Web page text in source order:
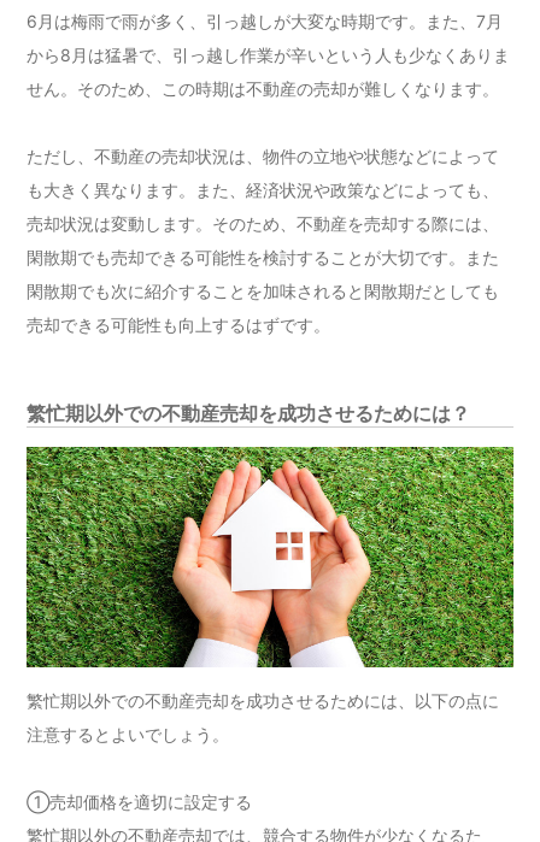
6月は梅雨で雨が多く、引っ越しが大変な時期です。また、7月
から8月は猛暑で、引っ越し作業が辛いという人も少なくありま
せん。そのため、この時期は不動産の売却が難しくなります。
ただし、不動産の売却状況は、物件の立地や状態などによって
も大きく異なります。また、経済状況や政策などによっても、
売却状況は変動します。そのため、不動産を売却する際には、
閑散期でも売却できる可能性を検討することが大切です。また
閑散期でも次に紹介することを加味されると閑散期だとしても
売却できる可能性も向上するはずです。
繁忙期以外での不動産売却を成功させるためには？
繁忙期以外での不動産売却を成功させるためには、以下の点に
注意するとよいでしょう。
①売却価格を適切に設定する
繁忙期以外の不動産売却では、競合する物件が少なくなるた